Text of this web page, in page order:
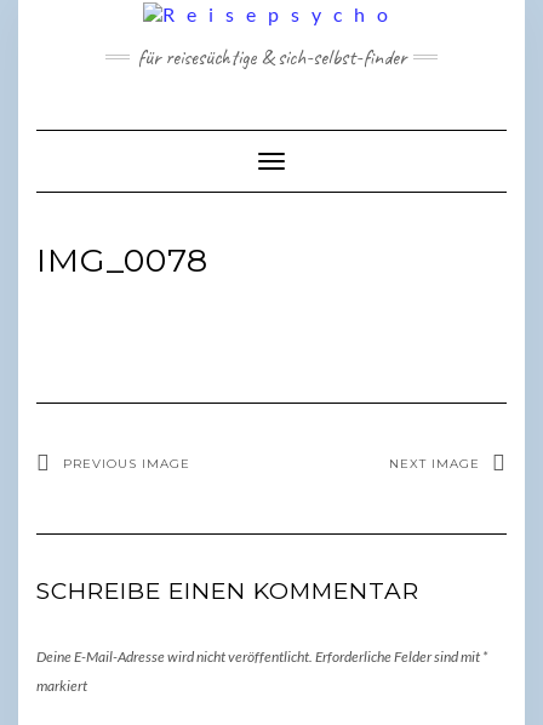
für reisesüchtige & sich-selbst-finder
Toggle Navigation
IMG_0078
PREVIOUS IMAGE NEXT IMAGE
SCHREIBE EINEN KOMMENTAR
Deine E-Mail-Adresse wird nicht veröffentlicht. Erforderliche Felder sind mit *
markiert